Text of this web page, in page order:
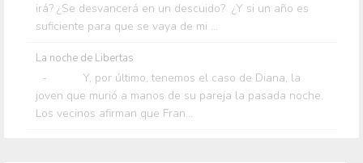
irá? ¿Se desvancerá en un descuido? ¿Y si un año es
suficiente para que se vaya de mi ...
La noche de Libertas
- Y, por último, tenemos el caso de Diana, la
joven que murió a manos de su pareja la pasada noche.
Los vecinos afirman que Fran...